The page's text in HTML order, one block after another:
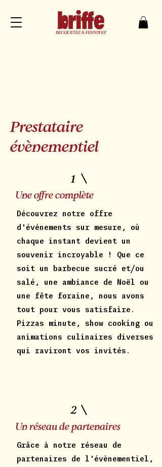
Prestataire
évènementiel
1
Une offre complète
Découvrez notre offre
d'événements sur mesure, où
chaque instant devient un
souvenir incroyable ! Que ce
soit un barbecue sucré et/ou
salé, une ambiance de Noël ou
une fête foraine, nous avons
tout pour vous satisfaire.
Pizzas minute, show cooking ou
animations culinaires diverses
qui raviront vos invités.
2
Un réseau de partenaires
Grâce à notre réseau de
partenaires de l'évènementiel,